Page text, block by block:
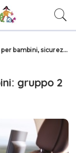
e consigli di acquisto per la famiglia
gruppo 2